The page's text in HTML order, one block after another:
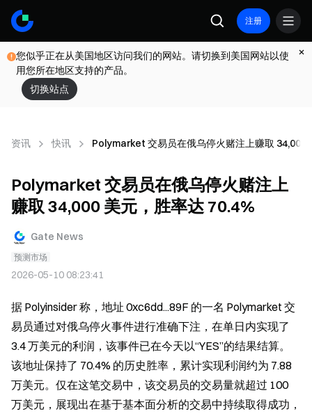
注册
您似乎正在从美国地区访问我们的网站。请切换到美国网站以使
用您所在地区支持的产品。
切换站点
资讯 快讯 Polymarket 交易员在俄乌停火赌注上赚取 34,000
Polymarket 交易员在俄乌停火赌注上
赚取 34,000 美元，胜率达 70.4%
Gate News
预测市场
2026-05-10 08:23:41
据 Polyinsider 称，地址 0xc6dd...89F 的一名 Polymarket 交
易员通过对俄乌停火事件进行准确下注，在单日内实现了
3.4 万美元的利润，该事件已在今天以“YES”的结果结算。
该地址保持了 70.4% 的历史胜率，累计实现利润约为 7.88
万美元。仅在这笔交易中，该交易员的交易量就超过 100
万美元，展现出在基于基本面分析的交易中持续取得成功，